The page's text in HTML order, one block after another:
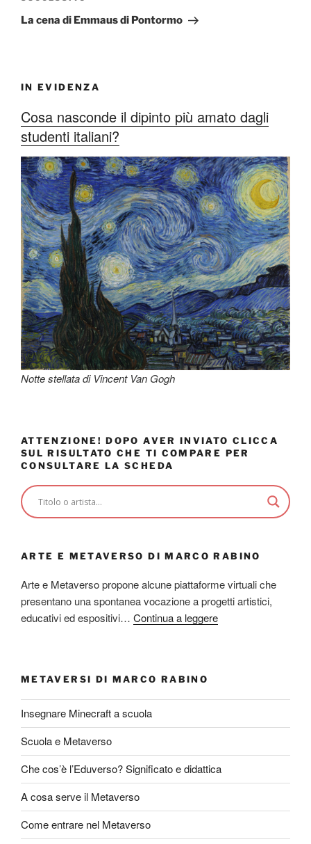
successivo
La cena di Emmaus di Pontormo
IN EVIDENZA
Cosa nasconde il dipinto più amato dagli
studenti italiani?
Notte stellata di Vincent Van Gogh
ATTENZIONE! DOPO AVER INVIATO CLICCA
SUL RISULTATO CHE TI COMPARE PER
CONSULTARE LA SCHEDA
ARTE E METAVERSO DI MARCO RABINO
Arte e Metaverso propone alcune piattaforme virtuali che
presentano una spontanea vocazione a progetti artistici,
educativi ed espositivi… Continua a leggere
METAVERSI DI MARCO RABINO
Insegnare Minecraft a scuola
Scuola e Metaverso
Che cos’è l’Eduverso? Significato e didattica
A cosa serve il Metaverso
Come entrare nel Metaverso